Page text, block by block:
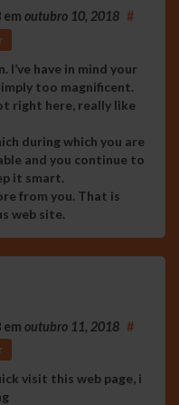
em outubro 10, 2018 #
have in mind your
too magnificent.
right here, really like
during which you are
and you continue to
it smart.
from you. That is
web site.
em outubro 11, 2018 #
visit this web page, i